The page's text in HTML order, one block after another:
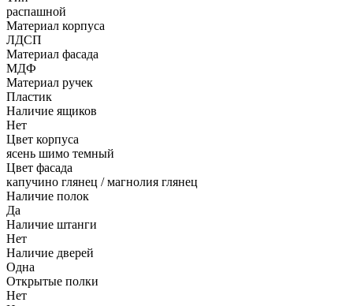
распашной
Материал корпуса
ЛДСП
Материал фасада
МДФ
Материал ручек
Пластик
Наличие ящиков
Нет
Цвет корпуса
ясень шимо темный
Цвет фасада
капучино глянец / магнолия глянец
Наличие полок
Да
Наличие штанги
Нет
Наличие дверей
Одна
Открытые полки
Нет